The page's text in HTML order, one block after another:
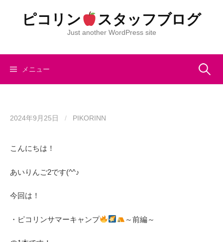
ツ
ピコリン スタッフブログ
Just another WordPress site
メニュー 検
2024年9月25日 / PIKORINN
こんにちは！
あいりんご2です(^^♪
今回は！
・ピコリンサマーキャンプ ～前編～